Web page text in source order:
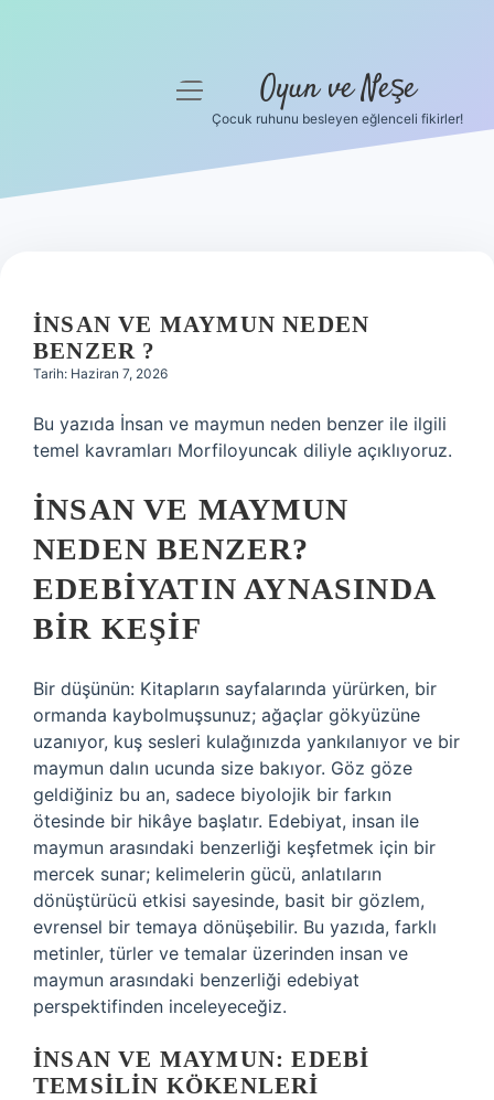
Hakkımızda
menüyü
Oyun ve Neşe
Çocuk ruhunu besleyen eğlenceli fikirler!
İNSAN VE MAYMUN NEDEN
BENZER ?
Tarih: Haziran 7, 2026
Bu yazıda İnsan ve maymun neden benzer ile ilgili
temel kavramları Morfiloyuncak diliyle açıklıyoruz.
İNSAN VE MAYMUN
NEDEN BENZER?
EDEBIYATIN AYNASINDA
BIR KEŞIF
Bir düşünün: Kitapların sayfalarında yürürken, bir
ormanda kaybolmuşsunuz; ağaçlar gökyüzüne
uzanıyor, kuş sesleri kulağınızda yankılanıyor ve bir
maymun dalın ucunda size bakıyor. Göz göze
geldiğiniz bu an, sadece biyolojik bir farkın
ötesinde bir hikâye başlatır. Edebiyat, insan ile
maymun arasındaki benzerliği keşfetmek için bir
mercek sunar; kelimelerin gücü, anlatıların
dönüştürücü etkisi sayesinde, basit bir gözlem,
evrensel bir temaya dönüşebilir. Bu yazıda, farklı
metinler, türler ve temalar üzerinden insan ve
maymun arasındaki benzerliği edebiyat
perspektifinden inceleyeceğiz.
İNSAN VE MAYMUN: EDEBI
TEMSILIN KÖKENLERI